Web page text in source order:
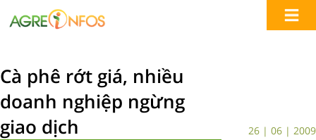
Cà phê rớt giá, nhiều
doanh nghiệp ngừng
giao dịch
26 | 06 | 2009